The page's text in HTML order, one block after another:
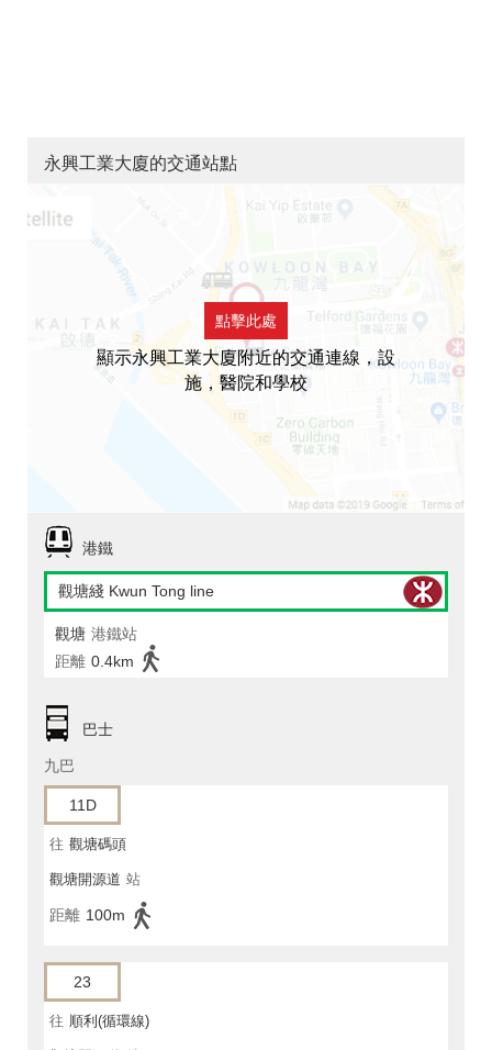
永興工業大廈的交通站點
點擊此處
顯示永興工業大廈附近的交通連線，設
施，醫院和學校
港鐵
觀塘綫 Kwun Tong line
觀塘 港鐵站
距離 0.4km
巴士
九巴
11D
往 觀塘碼頭
觀塘開源道 站
距離 100m
23
往 順利(循環線)